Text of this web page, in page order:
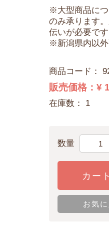
※大型商品に
のみ承ります
伝いが必要です
※新潟県内以外
商品コード：
販売価格： ¥
在庫数： 1
数量
カー
お気